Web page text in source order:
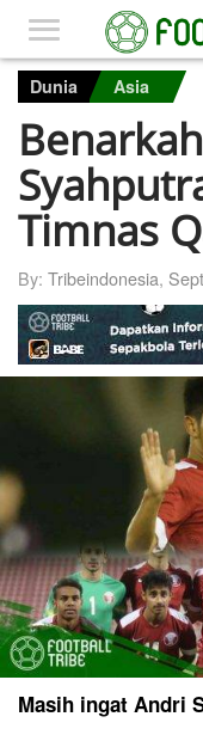
Dunia Asia
Timnas
By: Tribeindonesia,
Masih ingat Andri